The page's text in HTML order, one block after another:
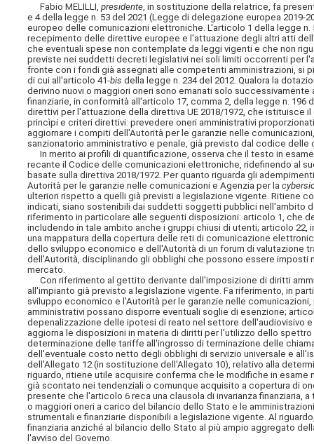
Fabio MELILLI,presidente , in sostituzione della relatrice, fa
e 4 della legge n. 53 del 2021 (Legge di delegazione europea
europeo delle comunicazioni elettroniche. L'articolo 1 della legge
recepimento delle direttive europee e l'attuazione degli altri atti
che eventuali spese non contemplate da leggi vigenti e che non
previste nei suddetti decreti legislativi nei soli limiti occorrenti per
fronte con i fondi già assegnati alle competenti amministrazioni, si
di cui all'articolo 41-bis della legge n. 234 del 2012. Qualora la
derivino nuovi o maggiori oneri sono emanati solo
finanziarie, in conformità all'articolo 17, comma 2, della legge n.
direttivi per l'attuazione della direttiva UE 2018/1972, che
princìpi e criteri direttivi: prevedere oneri amministrativi
aggiornare i compiti dell'Autorità per le garanzie nelle
sanzionatorio amministrativo e penale, già previsto dal codice
In merito ai profili di quantificazione, osserva che il testo in
recante il Codice delle comunicazioni elettroniche, ridefinendo al
basate sulla direttiva 2018/1972. Per quanto riguarda gli
Autorità per le garanzie nelle comunicazioni e Agenzia per la
ulteriori rispetto a quelli già previsti a legislazione vigente. Ritiene
indicati, siano sostenibili dai suddetti soggetti pubblici nell'ambito
riferimento in particolare alle seguenti disposizioni: articolo 1, che
includendo in tale ambito anche i gruppi chiusi di utenti; articolo
una mappatura della copertura delle reti di comunicazione
dello sviluppo economico e dell'Autorità di un forum di valutazione
dell'Autorità, disciplinando gli obblighi che possono essere
mercato.
Con riferimento al gettito derivante dall'imposizione di diritti
all'impianto già previsto a legislazione vigente. Fa riferimento, in
sviluppo economico e l'Autorità per le garanzie nelle
amministrativi possano disporre eventuali soglie di esenzione;
depenalizzazione delle ipotesi di reato nel settore dell'audiovisivo
aggiorna le disposizioni in materia di diritti per l'utilizzo dello
determinazione delle tariffe all'ingrosso di terminazione delle
dell'eventuale costo netto degli obblighi di servizio universale e
dell'Allegato 12 (in sostituzione dell'Allegato 10), relativo alla
riguardo, ritiene utile acquisire conferma che le modifiche in
già scontato nei tendenziali o comunque acquisito a copertura di
presente che l'articolo 6 reca una clausola di invarianza
o maggiori oneri a carico del bilancio dello Stato e le
strumentali e finanziarie disponibili a legislazione vigente. Al
finanziaria anziché al bilancio dello Stato al più ampio aggregato
l'avviso del Governo.